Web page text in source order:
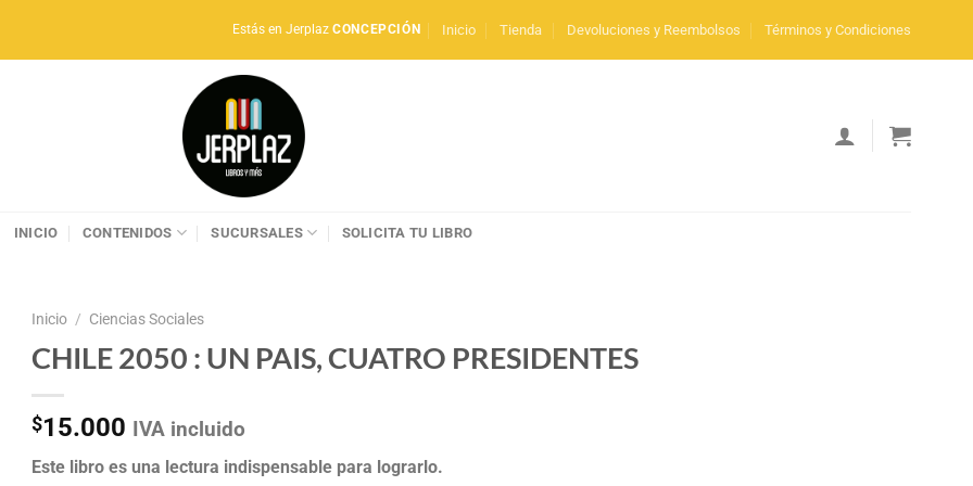
Estás en JerplazCONCEPCIÓN Inicio Tienda Devoluciones y Reembolsos Términos y Condiciones
INICIO CONTENIDOS SUCURSALES SOLICITA TU LIBRO
Inicio / Ciencias Sociales
CHILE 2050 : UN PAIS, CUATRO PRESIDENTES
$15.000 IVA incluido
Este libro es una lectura indispensable para lograrlo.